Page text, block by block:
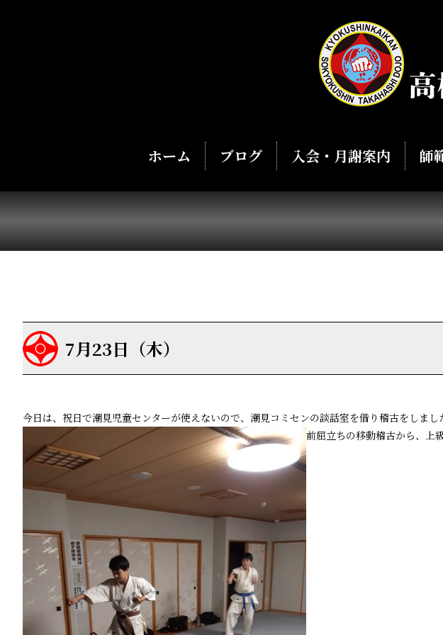
ホーム ブログ 入会・月謝案内 師
7月23日（木）
今日は、祝日で潮見児童センターが使えないので、潮見コミセンの談話室を借り稽古をしまし
前屈立ちの移動稽古から、上